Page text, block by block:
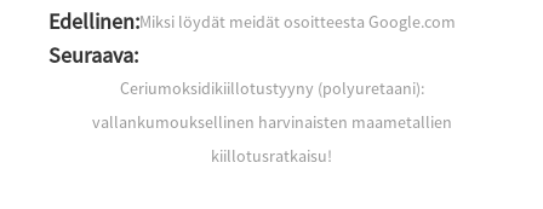
Edellinen:Miksi löydät meidät osoitteesta Google.com
Seuraava:
Ceriumoksidikiillotustyyny (polyuretaani):
vallankumouksellinen harvinaisten maametallien
kiillotusratkaisu!